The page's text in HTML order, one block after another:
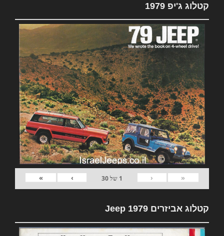
קטלוג ג'יפ 1979
«
‹
1 של30
›
»
קטלוג אביזרים 1979 Jeep